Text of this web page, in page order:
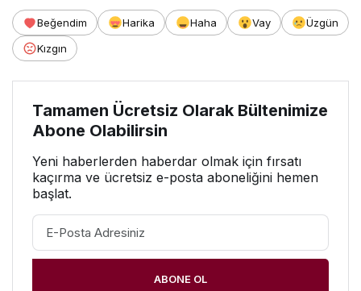
Beğendim Harika Haha Vay
Üzgün
Kızgın
Tamamen Ücretsiz Olarak Bültenimize
Abone Olabilirsin
Yeni haberlerden haberdar olmak için fırsatı
kaçırma ve ücretsiz e-posta aboneliğini hemen
başlat.
ABONE OL